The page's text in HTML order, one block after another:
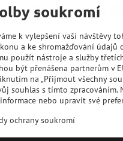
0 Diskuse
soukromí
k vylepšení vaší návštěvy
a ke shromažďování údajů
použít nástroje a služby
být přenášena partnerům v
na „Přijmout všechny
souhlas s tímto zpracováním.
nebo upravit své
ochrany soukromí